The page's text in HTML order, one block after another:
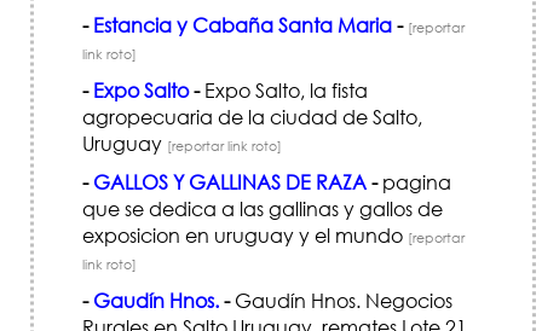
- Estancia y Cabaña Santa Maria- [reportar
link roto]
- Expo Salto-Expo Salto, la fista
agropecuaria de la ciudad de Salto,
Uruguay [reportar link roto]
- GALLOS Y GALLINAS DE RAZA-pagina
que se dedica a las gallinas y gallos de
exposicion en uruguay y el mundo [reportar
link roto]
- Gaudín Hnos.-Gaudín Hnos. Negocios